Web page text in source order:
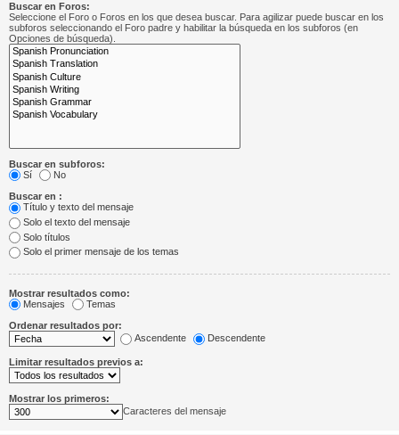
Buscar en Foros:
Seleccione el Foro o Foros en los que desea buscar. Para agilizar puede buscar en los
subforos seleccionando el Foro padre y habilitar la búsqueda en los subforos (en
Opciones de búsqueda).
Buscar en subforos:
Sí
No
Buscar en :
Título y texto del mensaje
Solo el texto del mensaje
Solo títulos
Solo el primer mensaje de los temas
Mostrar resultados como:
Mensajes
Temas
Ordenar resultados por:
Ascendente
Descendente
Limitar resultados previos a:
Mostrar los primeros:
Caracteres del mensaje